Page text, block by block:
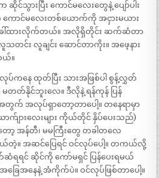
င်သွားပြီး ကောင်မလေးတွေနဲ့ ပျော်ပါး
ောင်မလေးတစ်ယောက်ကို အငှားမယား
ေါ်ထားလိုက်တယ်။ အလိုရှိတိုင်း ဆက်ဆံတာ
င်း လူချင်း ဆောင်တာကိုး။ အဖေ့နား
ယ်။
ကနေ ထုတ်ပြီး သားအဖြစ်ပါ စွန့်လွှတ်
နိုင်ဘူးလေ။ ဒီလိုနဲ့ ရန်ကုန် ပြန်
အတွက် အလုပ်ရှာတော့တာပေါ့။ တနေရာမှာ
ျားလေးများ ကိုယ်တိုင် နှိပ်ပေးသည်)
ာ့ အန်တီ၊ မမကြီးတွေ တခါတလေ
။ အဆင်ပြေရင် ဝင်လုပ်ပေါ့။ တကယ်လို့
င် ဆိုင်ကို ကော်မရှင် ပြန်ပေးရမယ်
ြေအနေနဲ့ အံကိုက်ပဲ။ ဝင်လုပ်ဖြစ်တာပေါ့။